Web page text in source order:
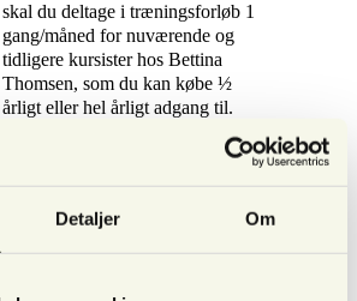
Detaljer Om
skal du deltage i træningsforløb 1
gang/måned for nuværende og
tidligere kursister hos Bettina
Thomsen, som du kan købe ½
årligt eller hel årligt adgang til.
Køb ½ årlig eller hel-